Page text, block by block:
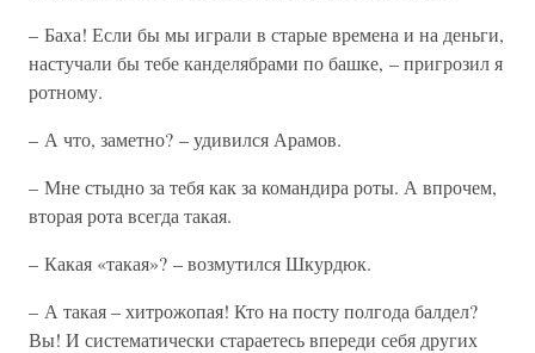
– Баха! Если бы мы играли в старые времена и на деньги,
настучали бы тебе канделябрами по башке, – пригрозил я
ротному.
– А что, заметно? – удивился Арамов.
– Мне стыдно за тебя как за командира роты. А впрочем,
вторая рота всегда такая.
– Какая «такая»? – возмутился Шкурдюк.
– А такая – хитрожопая! Кто на посту полгода балдел?
Вы! И систематически стараетесь впереди себя других